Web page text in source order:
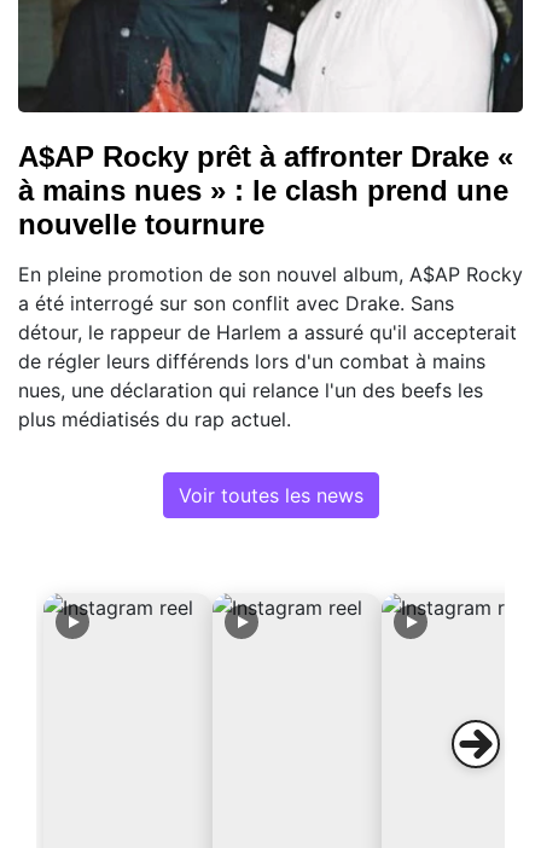
A$AP Rocky prêt à affronter Drake «
à mains nues » : le clash prend une
nouvelle tournure
En pleine promotion de son nouvel album, A$AP Rocky
a été interrogé sur son conflit avec Drake. Sans
détour, le rappeur de Harlem a assuré qu'il accepterait
de régler leurs différends lors d'un combat à mains
nues, une déclaration qui relance l'un des beefs les
plus médiatisés du rap actuel.
Voir toutes les news